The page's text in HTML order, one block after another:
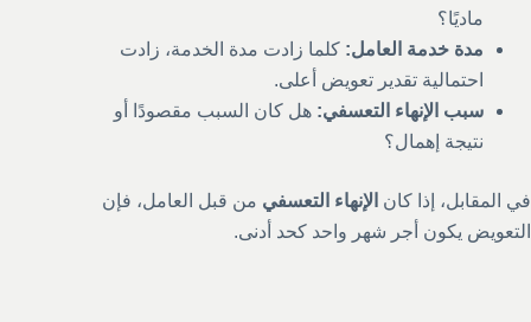
ماديًا؟
مدة خدمة العامل: كلما زادت مدة الخدمة، زادت
احتمالية تقدير تعويض أعلى.
سبب الإنهاء التعسفي: هل كان السبب مقصودًا أو
نتيجة إهمال؟
في المقابل، إذا كان الإنهاء التعسفي من قبل العامل، فإن
التعويض يكون أجر شهر واحد كحد أدنى.